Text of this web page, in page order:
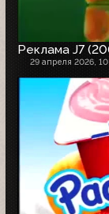
Реклама J7
29 апреля 2026,